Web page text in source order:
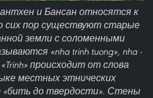
и Бансан относятся к
сих пор существуют старые
земли с соломенными
«nha trinh tuong», nha -
происходит от слова
местных этнических
«бить до твердости». Стены